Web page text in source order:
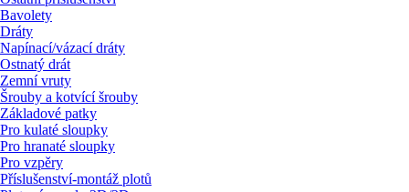
Bavolety
Dráty
Napínací/vázací dráty
Ostnatý drát
Zemní vruty
Šrouby a kotvící šrouby
Základové patky
Pro kulaté sloupky
Pro hranaté sloupky
Pro vzpěry
Příslušenství-montáž plotů